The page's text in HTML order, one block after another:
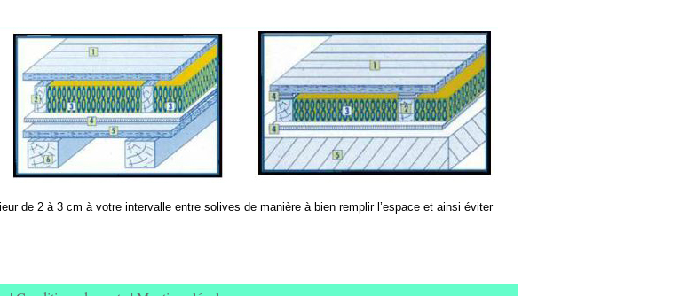
de 2 à 3 cm à votre intervalle entre solives de manière à bien remplir l’espace et ainsi éviter